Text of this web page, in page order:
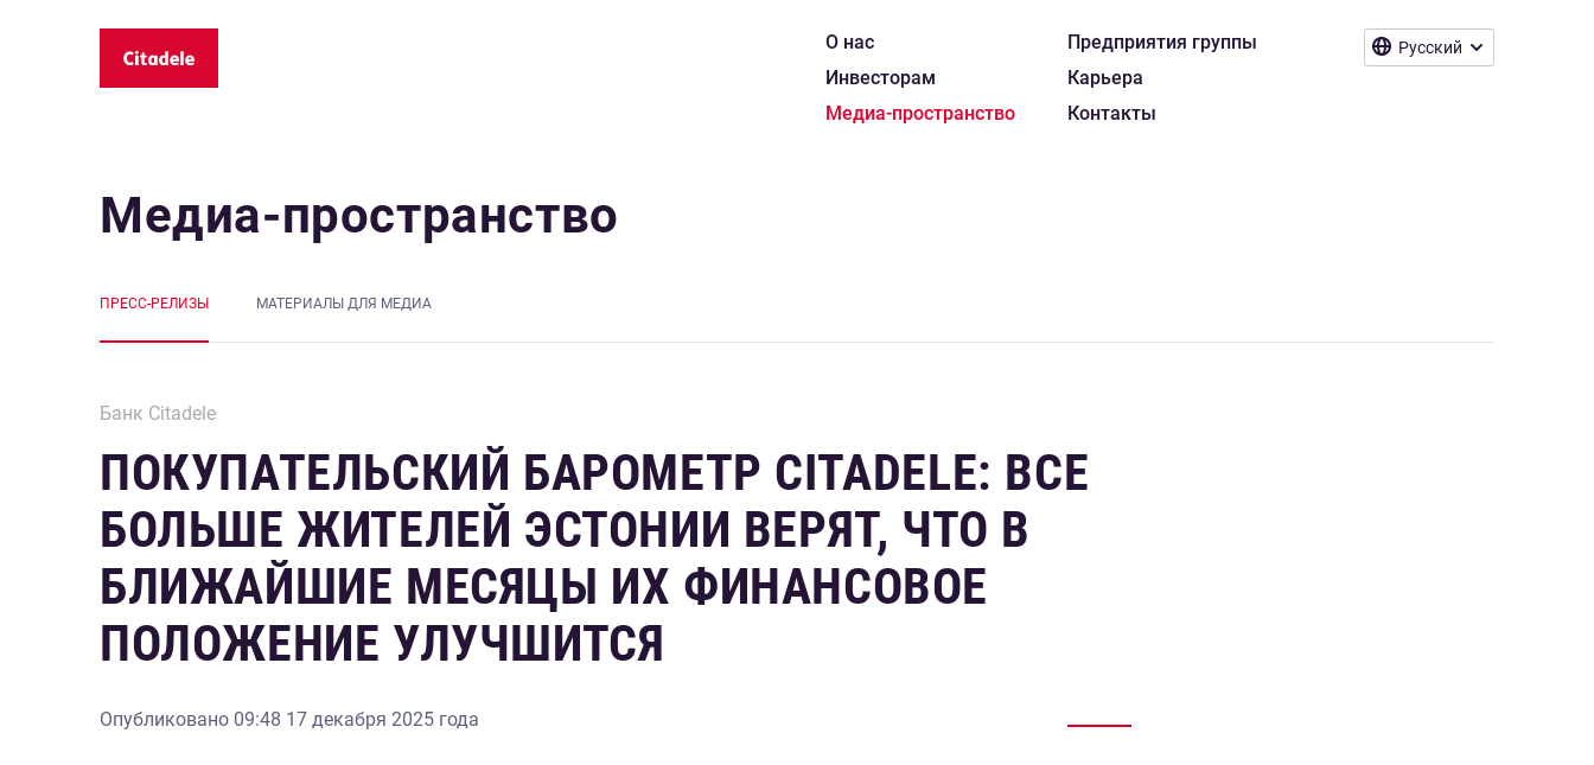
Русский
О нас
Инвесторам
Медиа-пространство
Предприятия группы
Карьера
Контакты
Медиа-пространство
ПРЕСС-РЕЛИЗЫ MАТЕРИАЛЫ ДЛЯ МЕДИА
Банк Citadele
ПОКУПАТЕЛЬСКИЙ БАРОМЕТР CITADELE: ВСЕ
БОЛЬШЕ ЖИТЕЛЕЙ ЭСТОНИИ ВЕРЯТ, ЧТО В
БЛИЖАЙШИЕ МЕСЯЦЫ ИХ ФИНАНСОВОЕ
ПОЛОЖЕНИЕ УЛУЧШИТСЯ
Опубликовано 09:48 17 декабря 2025 года